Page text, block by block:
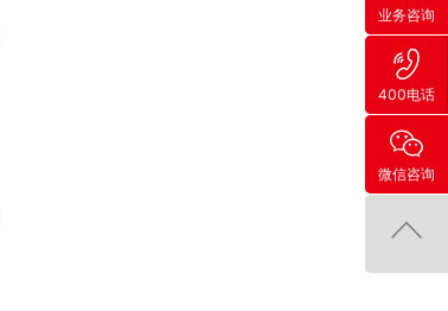
业务咨询
400电话
微信咨询